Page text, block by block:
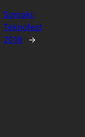
Sonraki:
Teknofest
2019
→